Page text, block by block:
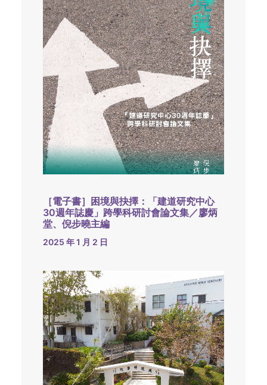
［電子書］困境與抉擇：「建道研究中心
30週年誌慶」跨學科研討會論文集／廖炳
堂、倪步曉主編
2025 年 1 月 2 日